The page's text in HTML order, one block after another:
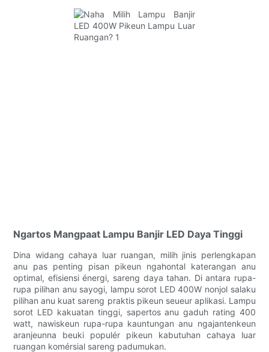
Ngartos Mangpaat Lampu Banjir LED Daya Tinggi
Dina widang cahaya luar ruangan, milih jinis perlengkapan
anu pas penting pisan pikeun ngahontal katerangan anu
optimal, efisiensi énergi, sareng daya tahan. Di antara rupa-
rupa pilihan anu sayogi, lampu sorot LED 400W nonjol salaku
pilihan anu kuat sareng praktis pikeun seueur aplikasi. Lampu
sorot LED kakuatan tinggi, sapertos anu gaduh rating 400
watt, nawiskeun rupa-rupa kauntungan anu ngajantenkeun
aranjeunna beuki populér pikeun kabutuhan cahaya luar
ruangan komérsial sareng padumukan.